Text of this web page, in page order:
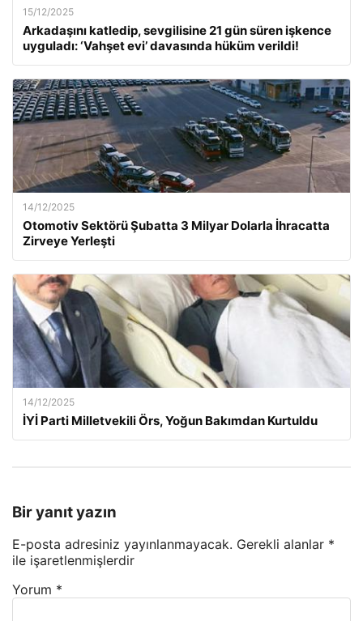
15/12/2025
Arkadaşını katledip, sevgilisine 21 gün süren işkence
uyguladı: ‘Vahşet evi’ davasında hüküm verildi!
14/12/2025
Otomotiv Sektörü Şubatta 3 Milyar Dolarla İhracatta
Zirveye Yerleşti
14/12/2025
İYİ Parti Milletvekili Örs, Yoğun Bakımdan Kurtuldu
Bir yanıt yazın
E-posta adresiniz yayınlanmayacak. Gerekli alanlar *
ile işaretlenmişlerdir
Yorum *